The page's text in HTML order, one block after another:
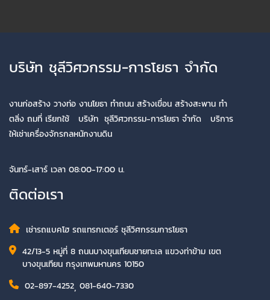
บริษัท ชุลีวิศวกรรม-การโยธา จำกัด
งานก่อสร้าง วางท่อ งานโยธา ทำถนน สร้างเขื่อน สร้างสะพาน ทำ
ตลิ่ง ถมที่ เรียกใช้ บริษัท ชุลีวิศวกรรม-การโยธา จำกัด บริการ
ให้เช่าเครื่องจักรกลหนักงานดิน
จันทร์-เสาร์ เวลา 08:00-17:00 น.
ติดต่อเรา
เช่ารถแบคโฮ รถแทรกเตอร์ ชุลีวิศกรรมการโยธา
42/13-5 หมู่ที่ 8 ถนนบางขุนเทียนชายทะเล แขวงท่าข้าม เขต
บางขุนเทียน กรุงเทพมหานคร 10150
02-897-4252, 081-640-7330